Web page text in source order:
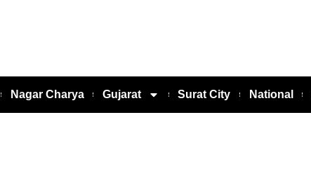
Nagar Charya Gujarat Surat City National